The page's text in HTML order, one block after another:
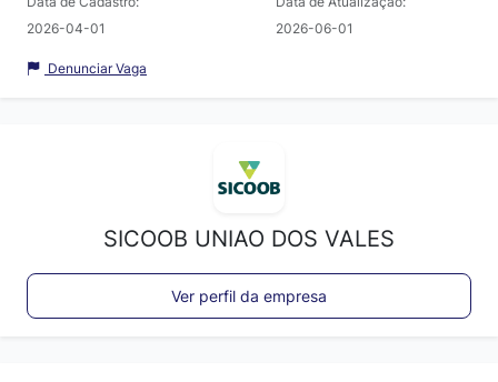
2026-04-01
2026-06-01
Denunciar Vaga
SICOOB UNIAO DOS VALES
Ver perfil da empresa